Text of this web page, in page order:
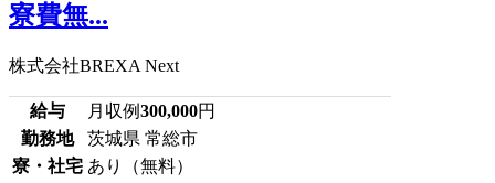
寮費無...
株式会社BREXA Next
給与 月収例300,000円
勤務地
茨城県 常総市
寮・社宅 あり（無料）